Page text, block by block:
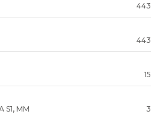
443
443
15
ММ 3